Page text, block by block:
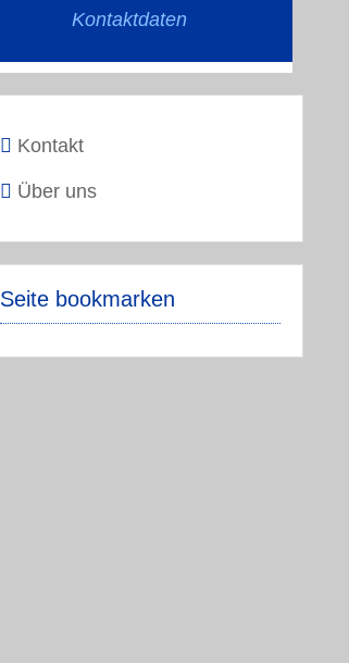
Kontaktdaten
Kontakt
Über uns
Seite bookmarken